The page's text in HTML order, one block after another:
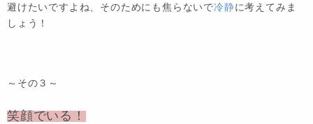
避けたいですよね、そのためにも焦らないで冷静に考えてみま
しょう！
～その３～
笑顔でいる！